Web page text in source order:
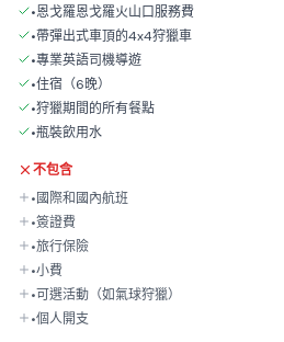
•恩戈羅恩戈羅火山口服務費
•帶彈出式車頂的4x4狩獵車
•專業英語司機導遊
•住宿（6晚）
•狩獵期間的所有餐點
•瓶裝飲用水
不包含
•國際和國內航班
•簽證費
•旅行保險
•小費
•可選活動（如氣球狩獵）
•個人開支